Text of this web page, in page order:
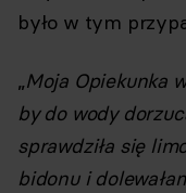
było w tym
„Moja Opiekunka
by do wody
sprawdziła się
bidonu i